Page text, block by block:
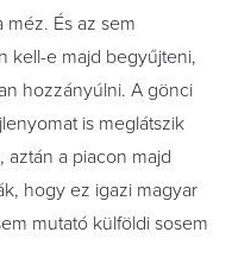
És az sem
kell-e majd begyűjteni,
hozzányúlni. A gönci
is meglátszik
aztán a piacon majd
hogy ez igazi magyar
mutató külföldi sosem